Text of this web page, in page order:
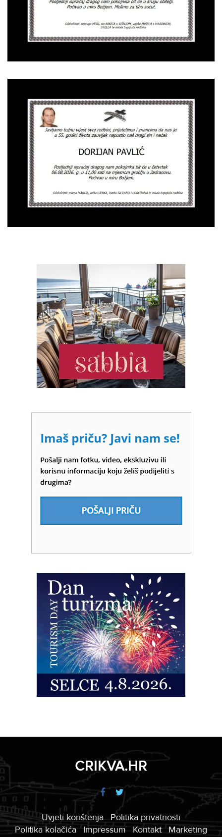
CRIKVA.HR
Uvjeti korištenja
Politika privatnosti
Politika kolačića
Impressum Kontakt Marketing